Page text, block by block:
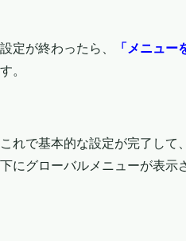
設定が終わったら、 「メニュー
す。
これで基本的な設定が完了して
下にグローバルメニューが表示